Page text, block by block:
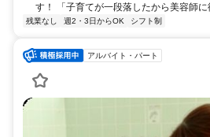
す！ 「子育てが一段落したから美容師
残業なし 週2・3日からOK シフト制
アルバイト・パート